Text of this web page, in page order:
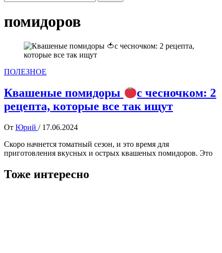
помидоров
ПОЛЕЗНОЕ
Квашеные помидоры
с чесночком: 2
рецепта, которые все так ищут
От Юрий / 17.06.2024
Скоро начнется томатный сезон, и это время для
приготовления вкусных и острых квашеных помидоров. Это
Тоже интересно